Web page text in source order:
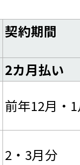
契約期間
2カ月払い
前年12月・
2・3月分